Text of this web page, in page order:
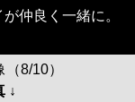
仲良く一緒に。
8/10）
↓